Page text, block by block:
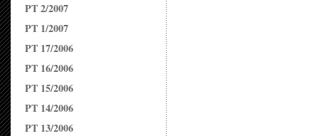
PT 2/2007
PT 1/2007
PT 17/2006
PT 16/2006
PT 15/2006
PT 14/2006
PT 13/2006